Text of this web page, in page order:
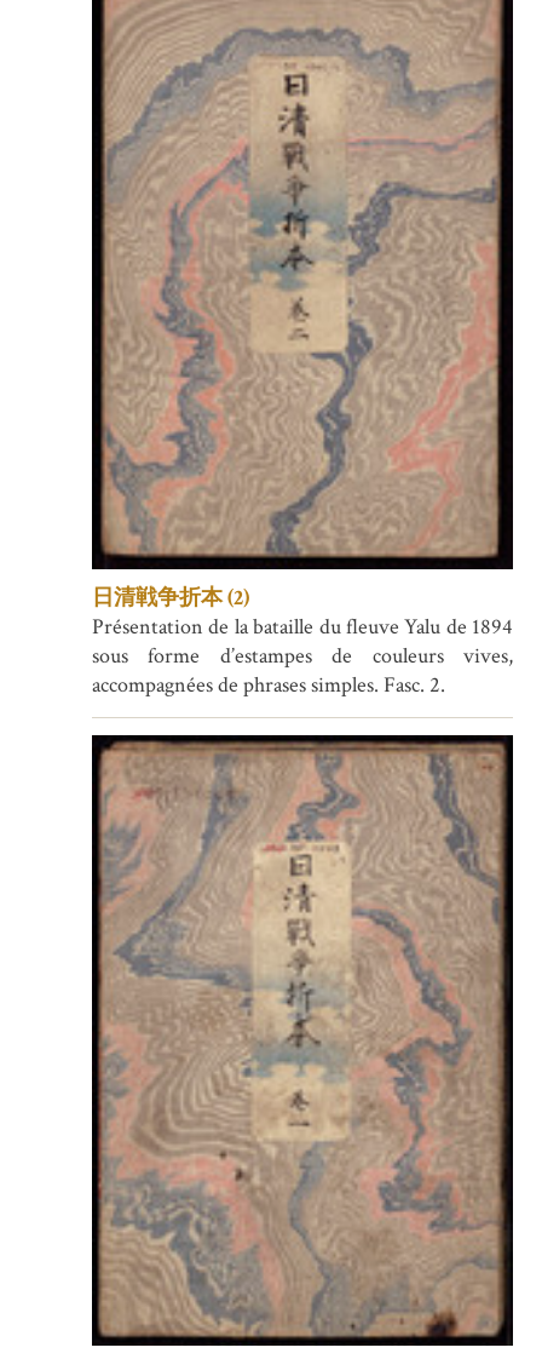
日清戦争折本 (2)
Présentation de la bataille du fleuve Yalu de 1894
sous forme d’estampes de couleurs vives,
accompagnées de phrases simples. Fasc. 2.